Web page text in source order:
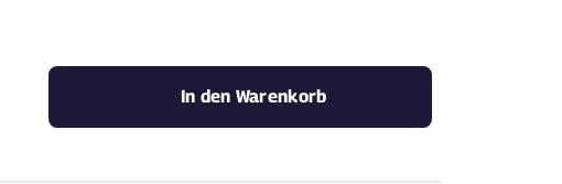
In den Warenkorb